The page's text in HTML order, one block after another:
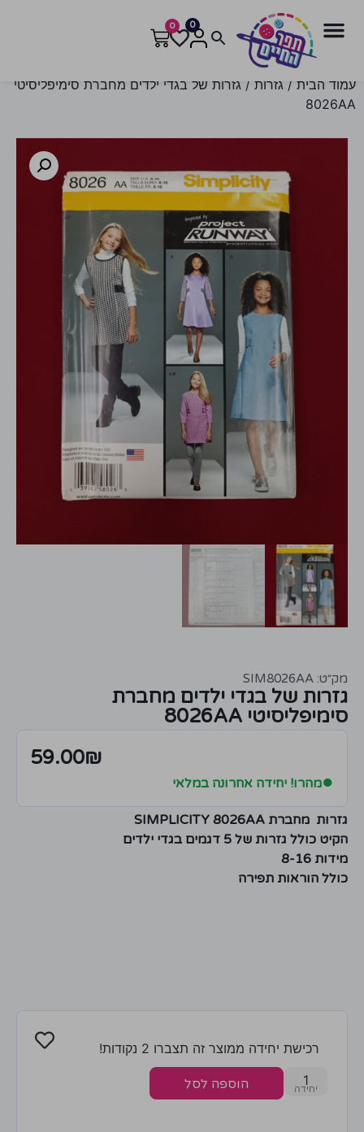
0
0
עמוד הבית / גזרות / גזרות של בגדי ילדים מחברת סימיפליסיטי
8026AA
מק״ט: SIM8026AA
גזרות של בגדי ילדים מחברת
סימיפליסיטי 8026AA
59.00₪
●מהרו! יחידה אחרונה במלאי
גזרות מחברת SIMPLICITY 8026AA
הקיט כולל גזרות של 5 דגמים בגדי ילדים
מידות 8-16
כולל הוראות תפירה
רכישת יחידה ממוצר זה תצברו 2 נקודות!
1
הוספה לסל